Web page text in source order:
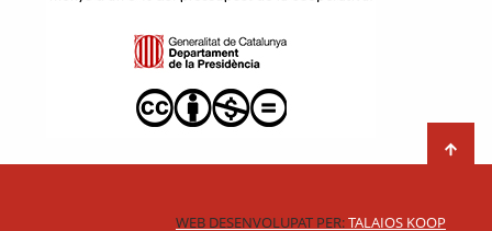
WEB DESENVOLUPAT PER:TALAIOS KOOP